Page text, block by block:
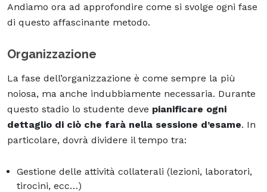
Andiamo ora ad approfondire come si svolge ogni fase
di questo affascinante metodo.
Organizzazione
La fase dell’organizzazione è come sempre la più
noiosa, ma anche indubbiamente necessaria. Durante
questo stadio lo studente deve pianificare ogni
dettaglio di ciò che farà nella sessione d’esame. In
particolare, dovrà dividere il tempo tra:
Gestione delle attività collaterali (lezioni, laboratori,
tirocini, ecc…)